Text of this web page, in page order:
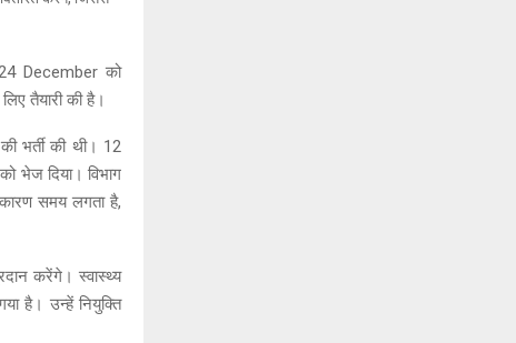
December को
तैयारी की है।
भर्ती की थी। 12
भेज दिया। विभाग
कारण समय लगता है,
करेंगे। स्वास्थ्य
है। उन्हें नियुक्ति